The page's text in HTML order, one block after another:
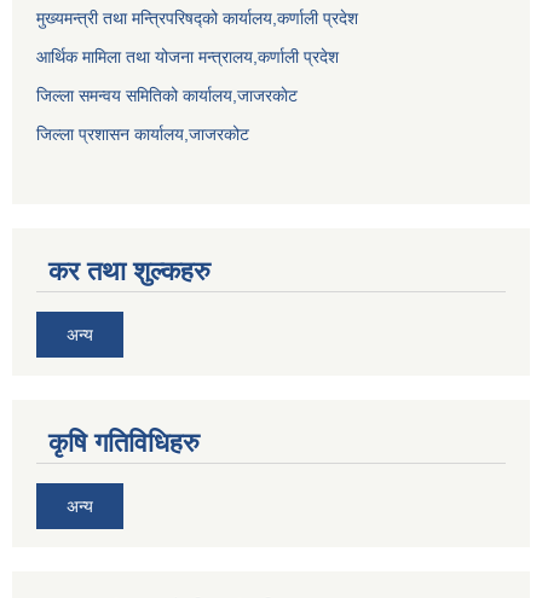
मुख्यमन्त्री तथा मन्त्रिपरिषद्को कार्यालय,कर्णाली प्रदेश
आर्थिक मामिला तथा योजना मन्त्रालय,कर्णाली प्रदेश
जिल्ला समन्वय समितिको कार्यालय,जाजरकाेट
जिल्ला प्रशासन कार्यालय,जाजरकोट
कर तथा शुल्कहरु
अन्य
कृषि गतिविधिहरु
अन्य